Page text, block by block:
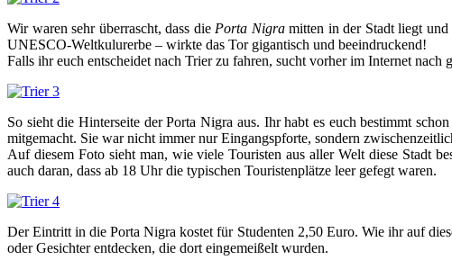
Wir waren sehr überrascht, dass die Porta Nigramitten in der Stadt liegt und
UNESCO-Weltkulurerbe – wirkte das Tor gigantisch und beeindruckend!
Falls ihr euch entscheidet nach Trier zu fahren, sucht vorher im Internet
So sieht die Hinterseite der Porta Nigra aus. Ihr habt es euch bestimmt
mitgemacht. Sie war nicht immer nur Eingangspforte, sondern
Auf diesem Foto sieht man, wie viele Touristen aus aller Welt diese Stadt
auch daran, dass ab 18 Uhr die typischen Touristenplätze leer gefegt waren.
Der Eintritt in die Porta Nigra kostet für Studenten 2,50 Euro. Wie ihr auf
oder Gesichter entdecken, die dort eingemeißelt wurden.